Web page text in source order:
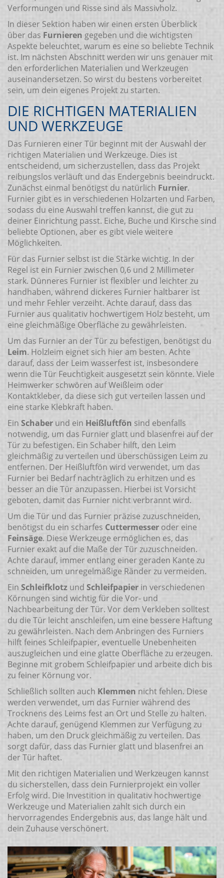
Verformungen und Risse sind als Massivholz.
In dieser Sektion haben wir einen ersten Überblick
über das Furnieren gegeben und die wichtigsten
Aspekte beleuchtet, warum es eine so beliebte Technik
ist. Im nächsten Abschnitt werden wir uns genauer mit
den erforderlichen Materialien und Werkzeugen
auseinandersetzen. So wirst du bestens vorbereitet
sein, um dein eigenes Projekt zu starten.
DIE RICHTIGEN MATERIALIEN
UND WERKZEUGE
Das Furnieren einer Tür beginnt mit der Auswahl der
richtigen Materialien und Werkzeuge. Dies ist
entscheidend, um sicherzustellen, dass das Projekt
reibungslos verläuft und das Endergebnis beeindruckt.
Zunächst einmal benötigst du natürlich Furnier.
Furnier gibt es in verschiedenen Holzarten und Farben,
sodass du eine Auswahl treffen kannst, die gut zu
deiner Einrichtung passt. Eiche, Buche und Kirsche sind
beliebte Optionen, aber es gibt viele weitere
Möglichkeiten.
Für das Furnier selbst ist die Stärke wichtig. In der
Regel ist ein Furnier zwischen 0,6 und 2 Millimeter
stark. Dünneres Furnier ist flexibler und leichter zu
handhaben, während dickeres Furnier haltbarer ist
und mehr Fehler verzeiht. Achte darauf, dass das
Furnier aus qualitativ hochwertigem Holz besteht, um
eine gleichmäßige Oberfläche zu gewährleisten.
Um das Furnier an der Tür zu befestigen, benötigst du
Leim. Holzleim eignet sich hier am besten. Achte
darauf, dass der Leim wasserfest ist, insbesondere
wenn die Tür Feuchtigkeit ausgesetzt sein könnte. Viele
Heimwerker schwören auf Weißleim oder
Kontaktkleber, da diese sich gut verteilen lassen und
eine starke Klebkraft haben.
Ein Schaber und ein Heißluftfön sind ebenfalls
notwendig, um das Furnier glatt und blasenfrei auf der
Tür zu befestigen. Ein Schaber hilft, den Leim
gleichmäßig zu verteilen und überschüssigen Leim zu
entfernen. Der Heißluftfön wird verwendet, um das
Furnier bei Bedarf nachträglich zu erhitzen und es
besser an die Tür anzupassen. Hierbei ist Vorsicht
geboten, damit das Furnier nicht verbrannt wird.
Um die Tür und das Furnier präzise zuzuschneiden,
benötigst du ein scharfes Cuttermesser oder eine
Feinsäge. Diese Werkzeuge ermöglichen es, das
Furnier exakt auf die Maße der Tür zuzuschneiden.
Achte darauf, immer entlang einer geraden Kante zu
schneiden, um unregelmäßige Ränder zu vermeiden.
Ein Schleifklotz und Schleifpapier in verschiedenen
Körnungen sind wichtig für die Vor- und
Nachbearbeitung der Tür. Vor dem Verkleben solltest
du die Tür leicht anschleifen, um eine bessere Haftung
zu gewährleisten. Nach dem Anbringen des Furniers
hilft feines Schleifpapier, eventuelle Unebenheiten
auszugleichen und eine glatte Oberfläche zu erzeugen.
Beginne mit grobem Schleifpapier und arbeite dich bis
zu feiner Körnung vor.
Schließlich sollten auch Klemmen nicht fehlen. Diese
werden verwendet, um das Furnier während des
Trocknens des Leims fest an Ort und Stelle zu halten.
Achte darauf, genügend Klemmen zur Verfügung zu
haben, um den Druck gleichmäßig zu verteilen. Das
sorgt dafür, dass das Furnier glatt und blasenfrei an
der Tür haftet.
Mit den richtigen Materialien und Werkzeugen kannst
du sicherstellen, dass dein Furnierprojekt ein voller
Erfolg wird. Die Investition in qualitativ hochwertige
Werkzeuge und Materialien zahlt sich durch ein
hervorragendes Endergebnis aus, das lange hält und
dein Zuhause verschönert.